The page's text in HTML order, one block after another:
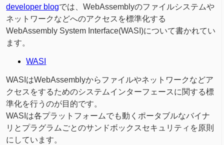
developer blogでは、WebAssemblyのファイルシステムや
ネットワークなどへのアクセスを標準化する
WebAssembly System Interface(WASI)について書かれてい
ます。
WASI
WASIはWebAssemblyからファイルやネットワークなどア
クセスをするためのシステムインターフェースに関する標
準化を行うのが目的です。
WASIは各プラットフォームでも動くポータブルなバイナ
リとプラグラムごとのサンドボックスセキュリティを原則
にしています。